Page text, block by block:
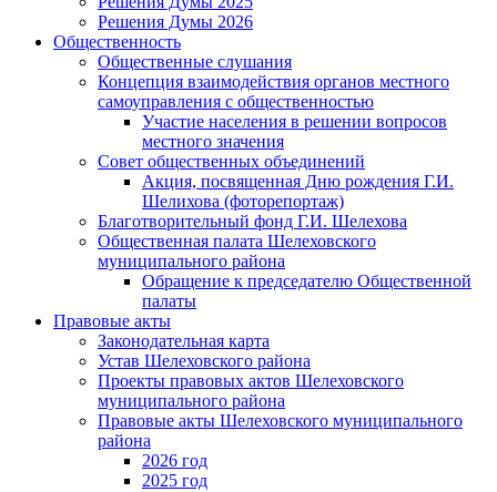
Решения Думы 2026
Общественность
Общественные слушания
Концепция взаимодействия органов местного
самоуправления с общественностью
Участие населения в решении вопросов
местного значения
Совет общественных объединений
Акция, посвященная Дню рождения Г.И.
Шелихова (фоторепортаж)
Благотворительный фонд Г.И. Шелехова
Общественная палата Шелеховского
муниципального района
Обращение к председателю Общественной
палаты
Правовые акты
Законодательная карта
Устав Шелеховского района
Проекты правовых актов Шелеховского
муниципального района
Правовые акты Шелеховского муниципального
района
2026 год
2025 год